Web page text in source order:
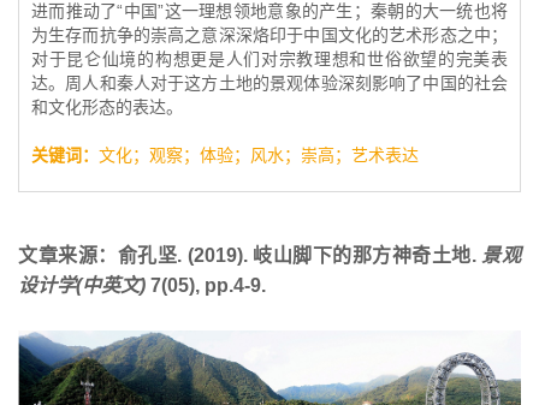
进而推动了“中国”这一理想领地意象的产生；秦朝的大一统也将
为生存而抗争的崇高之意深深烙印于中国文化的艺术形态之中；
对于昆仑仙境的构想更是人们对宗教理想和世俗欲望的完美表
达。周人和秦人对于这方土地的景观体验深刻影响了中国的社会
和文化形态的表达。
关键词： 文化；观察；体验；风水；崇高；艺术表达
文章来源： 俞孔坚. (2019). 岐山脚下的那方神奇土地. 景观
设计学(中英文) 7(05), pp.4-9.